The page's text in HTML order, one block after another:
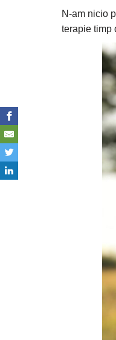
N-am nicio
terapie timp